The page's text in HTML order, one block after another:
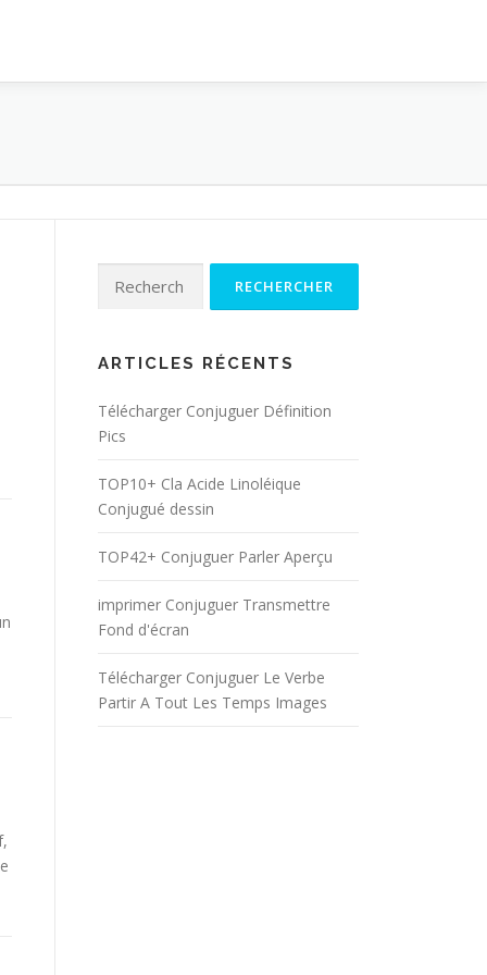
Rechercher :
ARTICLES RÉCENTS
Télécharger Conjuguer Définition
Pics
TOP10+ Cla Acide Linoléique
Conjugué dessin
TOP42+ Conjuguer Parler Aperçu
imprimer Conjuguer Transmettre
Fond d'écran
Télécharger Conjuguer Le Verbe
Partir A Tout Les Temps Images